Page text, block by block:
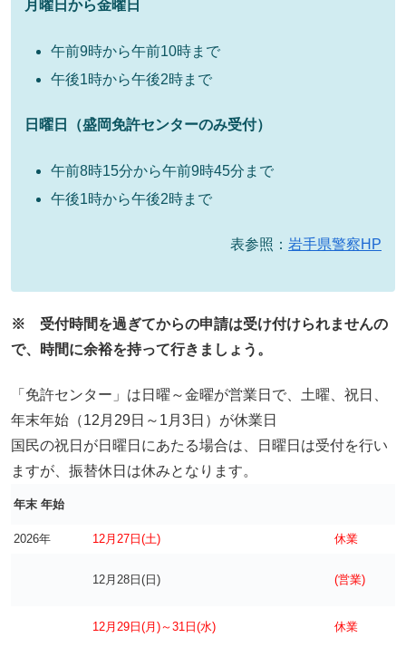
月曜日から金曜日
午前9時から午前10時まで
午後1時から午後2時まで
日曜日（盛岡免許センターのみ受付）
午前8時15分から午前9時45分まで
午後1時から午後2時まで
表参照： 岩手県警察HP
※ 受付時間を過ぎてからの申請は受け付けられませんの
で、時間に余裕を持って行きましょう。
「免許センター」は日曜～金曜が営業日で、土曜、祝日、
年末年始（12月29日～1月3日）が休業日
国民の祝日が日曜日にあたる場合は、日曜日は受付を行い
ますが、振替休日は休みとなります。
年末 年始
2026年 12月27日(土) 休業
12月28日(日) (営業)
12月29日(月)～31日(水) 休業